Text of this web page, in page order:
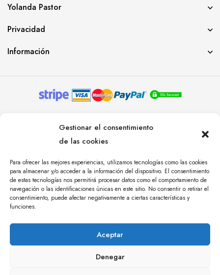
Gestionar el consentimiento
de las cookies
Para ofrecer las mejores experiencias, utilizamos tecnologías como las cookies
para almacenar y/o acceder a la información del dispositivo. El consentimiento
de estas tecnologías nos permitirá procesar datos como el comportamiento de
navegación o las identificaciones únicas en este sitio. No consentir o retirar el
consentimiento, puede afectar negativamente a ciertas características y
funciones.
Aceptar
Denegar
Yolanda Pastor
Privacidad
Información
RESERVADOS. AGENCIA DE COMUNICACIÓN
ÁNGULO TRES.